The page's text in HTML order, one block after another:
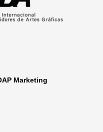
Marketing